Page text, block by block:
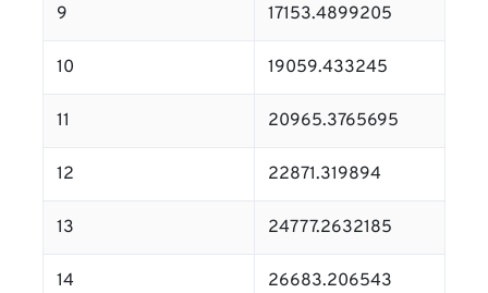
9 17153.4899205
10 19059.433245
11 20965.3765695
12 22871.319894
13 24777.2632185
14 26683.206543